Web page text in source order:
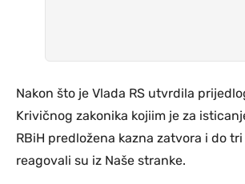
Nakon što je Vlada RS utvrdila
Krivičnog zakonika kojiim je za
RBiH predložena kazna zatvora i do
reagovali su iz Naše stranke.